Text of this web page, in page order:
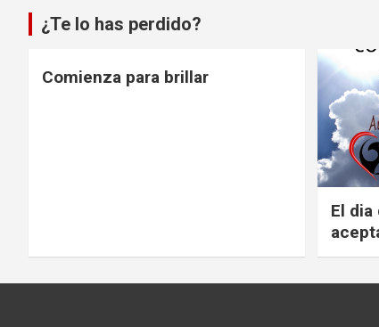
¿Te lo has perdido?
Comienza para brillar
El